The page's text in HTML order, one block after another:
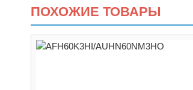
ПОХОЖИЕ ТОВАРЫ